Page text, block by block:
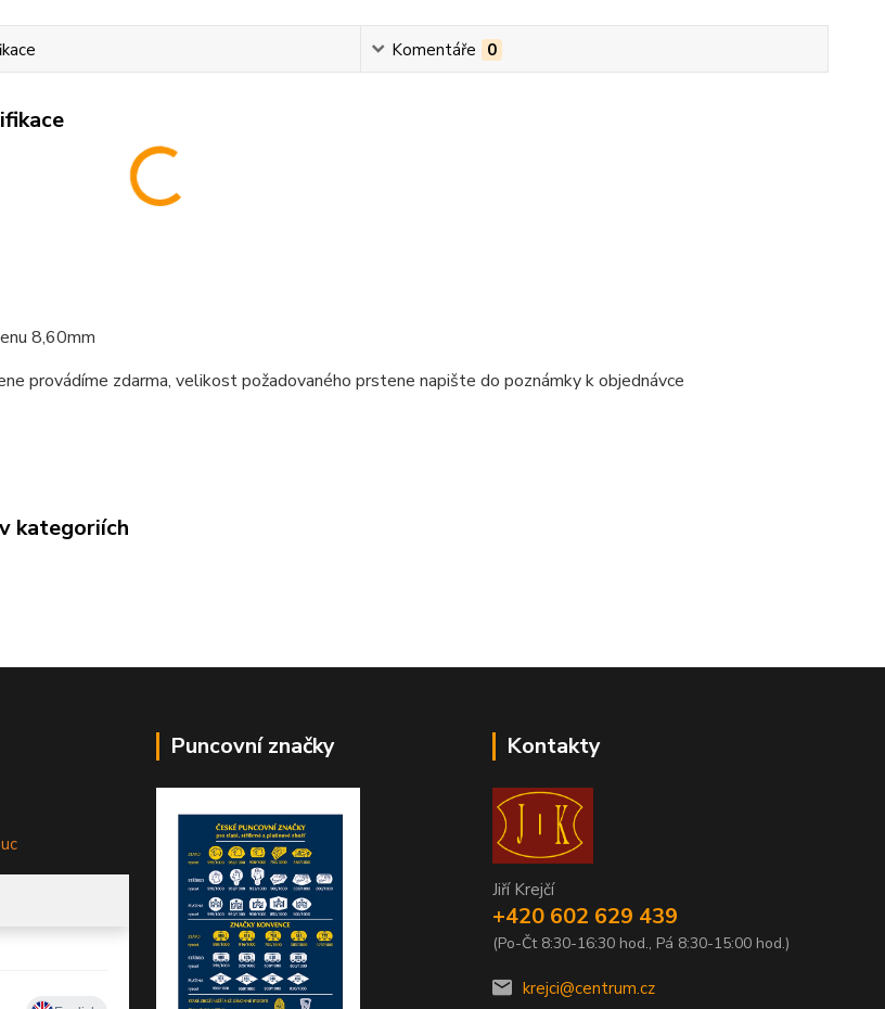
Komentáře 0
8,60mm
provádíme zdarma, velikost požadovaného prstene napište do poznámky k objednávce
kategoriích
Puncovní značky Kontakty
Jiří Krejčí
+420 602 629 439
(Po-Čt 8:30-16:30 hod., Pá 8:30-15:00 hod.)
krejci@centrum.cz